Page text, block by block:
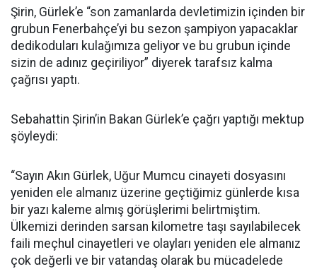
Şirin, Gürlek’e “son zamanlarda devletimizin içinden bir
grubun Fenerbahçe’yi bu sezon şampiyon yapacaklar
dedikoduları kulağımıza geliyor ve bu grubun içinde
sizin de adınız geçiriliyor” diyerek tarafsız kalma
çağrısı yaptı.
Sebahattin Şirin’in Bakan Gürlek’e çağrı yaptığı mektup
şöyleydi:
“Sayın Akın Gürlek, Uğur Mumcu cinayeti dosyasını
yeniden ele almanız üzerine geçtiğimiz günlerde kısa
bir yazı kaleme almış görüşlerimi belirtmiştim.
Ülkemizi derinden sarsan kilometre taşı sayılabilecek
faili meçhul cinayetleri ve olayları yeniden ele almanız
çok değerli ve bir vatandaş olarak bu mücadelede